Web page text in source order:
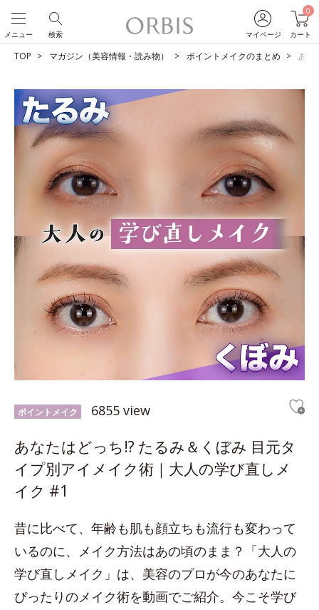
マイページ
0
カート
検索
メニュー
TOP マガジン（美容情報・読み物） ポイントメイクのまとめ あな
ポイントメイク 6855 view
あなたはどっち!? たるみ＆くぼみ 目元タ
イプ別アイメイク術｜大人の学び直しメ
イク #1
昔に比べて、年齢も肌も顔立ちも流行も変わって
いるのに、メイク方法はあの頃のまま？「大人の
学び直しメイク」は、美容のプロが今のあなたに
ぴったりのメイク術を動画でご紹介。今こそ学び